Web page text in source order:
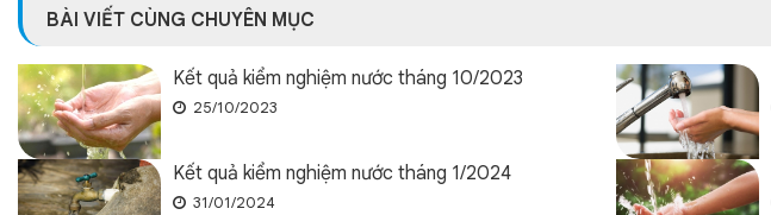
BÀI VIẾT CÙNG CHUYÊN MỤC
Kết quả kiểm nghiệm nước tháng 10/2023
25/10/2023
Kết quả kiểm nghiệm nước tháng 1/2024
31/01/2024